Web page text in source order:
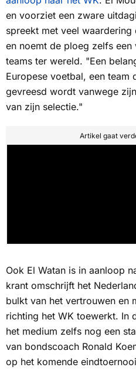
en voorziet een zware
spreekt met veel
en noemt de ploeg zelfs een
teams ter wereld. "Een
Europese voetbal, een team
gevreesd wordt vanwege
van zijn selectie."
Artikel gaat
Ook El Watan is in aanloop
krant omschrijft het
bulkt van het vertrouwen en
richting het WK toewerkt. In
het medium zelfs nog een
van bondscoach Ronald
op het komende